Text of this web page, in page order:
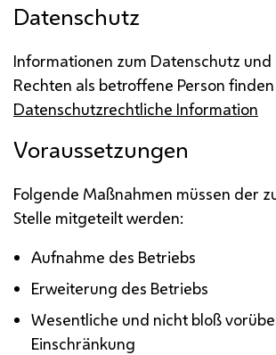
Datenschutz
Informationen zum Datenschutz und
Rechten als betroffene Person
Datenschutzrechtliche Information
Voraussetzungen
Folgende Maßnahmen müssen der
Stelle mitgeteilt werden:
Aufnahme des Betriebs
Erweiterung des Betriebs
Wesentliche und nicht bloß
Einschränkung